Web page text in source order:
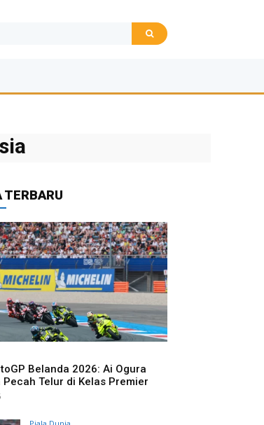
TERBARU
Belanda 2026: Ai Ogura
Pecah Telur di Kelas Premier